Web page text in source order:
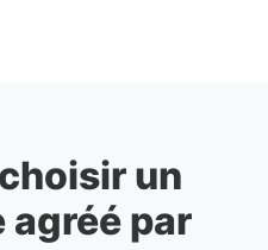
un
par